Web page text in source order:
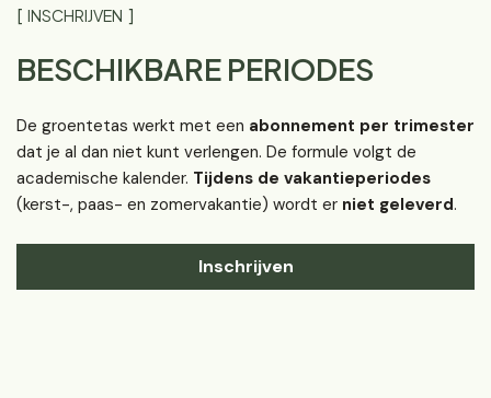
INSCHRIJVEN
BESCHIKBARE PERIODES
De groentetas werkt met een abonnement per trimester
dat je al dan niet kunt verlengen. De formule volgt de
academische kalender. Tijdens de vakantieperiodes
(kerst-, paas- en zomervakantie) wordt er niet geleverd.
Inschrijven